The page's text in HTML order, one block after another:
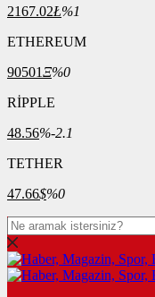
2167.02Ł%1
ETHEREUM
90501Ξ%0
RİPPLE
48.56%-2.1
TETHER
47.66$%0